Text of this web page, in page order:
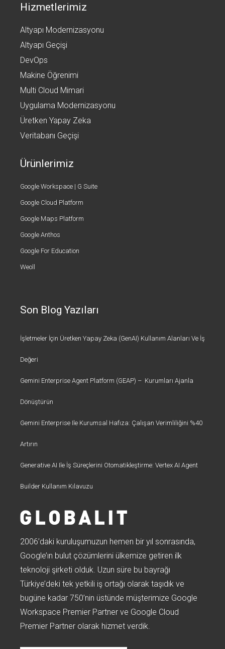
Hizmetlerimiz
Altyapı Modernizasyonu
Altyapı Geçişi
DevOps
Makine Öğrenimi
Multi Cloud Mimari
Uygulama Modernizasyonu
Üretken Yapay Zeka
Veritabanı Geçişi
Ürünlerimiz
Google Workspace | G Suite
Google Cloud Platform
Google Maps Platform
Google Anthos
Google For Education
Weoll
Son Blog Yazıları
İşletmeler İçin Üretken Yapay Zeka (GenAI) Kullanım Alanları Ve İş
Değeri
Gemini Enterprise Agent Platform (GEAP) – Kurumları Ajanla
Dönüştürün
Gemini Enterprise Ile Kurumsal Hafıza: Çalışan Verimliliğini %40
Artırın
Generative AI Ile İş Süreçlerini Otomatikleştirme: Vertex AI Agent
Builder Kullanım Kılavuzu
2006’daki kuruluşumuzun hemen bir yıl sonrasında,
Google’ın bulut çözümlerini ülkemize getiren ilk
teknoloji şirketi olduk. Uzun süre bu bayrağı
Türkiye’deki tek yetkili iş ortağı olarak taşıdık ve
bugüne kadar 750’nin üstünde müşterimize Google
Workspace Premier Partner ve Google Cloud
Premier Partner olarak hizmet verdik.